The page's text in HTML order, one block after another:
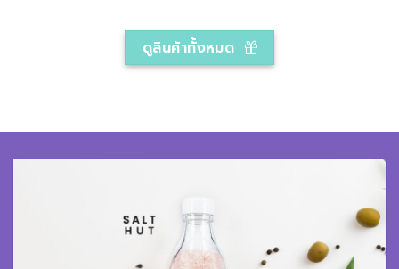
ดูสินค้าทั้งหมด